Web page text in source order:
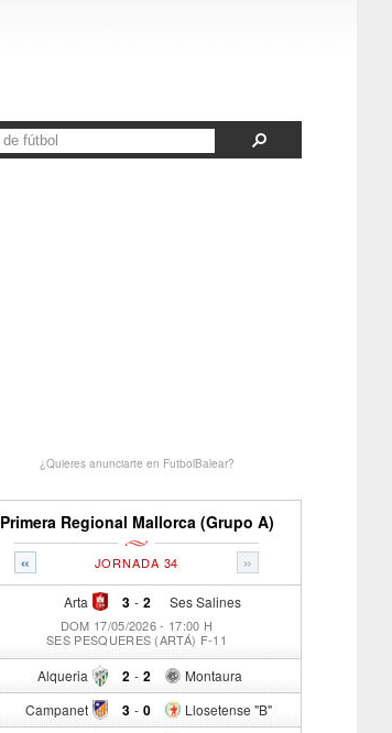
¿Quieres anunciarte en FutbolBalear?
Primera Regional Mallorca (Grupo A)
« »
JORNADA 34
Arta 3 - Ses Salines
2
DOM 17/05/2026 - 17:00 H
SES PESQUERES (ARTÁ) F-11
Alqueria 2 - Montaura
2
Campanet 3 - Llosetense "B"
0